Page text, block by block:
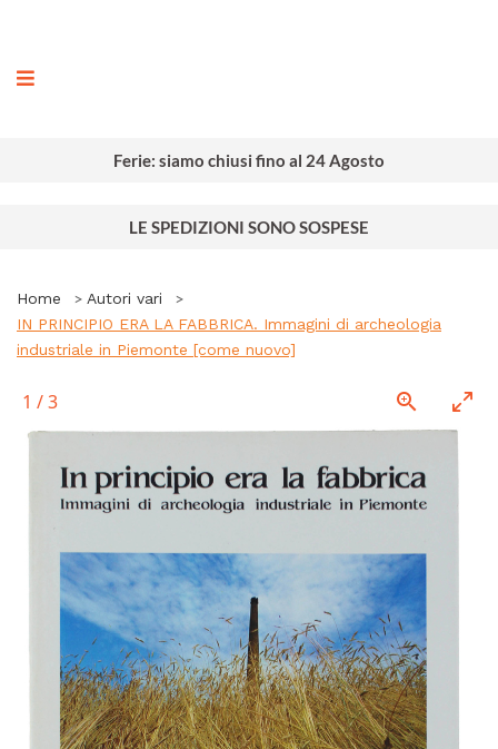
Ferie: siamo chiusi fino al 24 Agosto
LE SPEDIZIONI SONO SOSPESE
Home
Autori vari
IN PRINCIPIO ERA LA FABBRICA. Immagini di archeologia
industriale in Piemonte [come nuovo]
1 /3